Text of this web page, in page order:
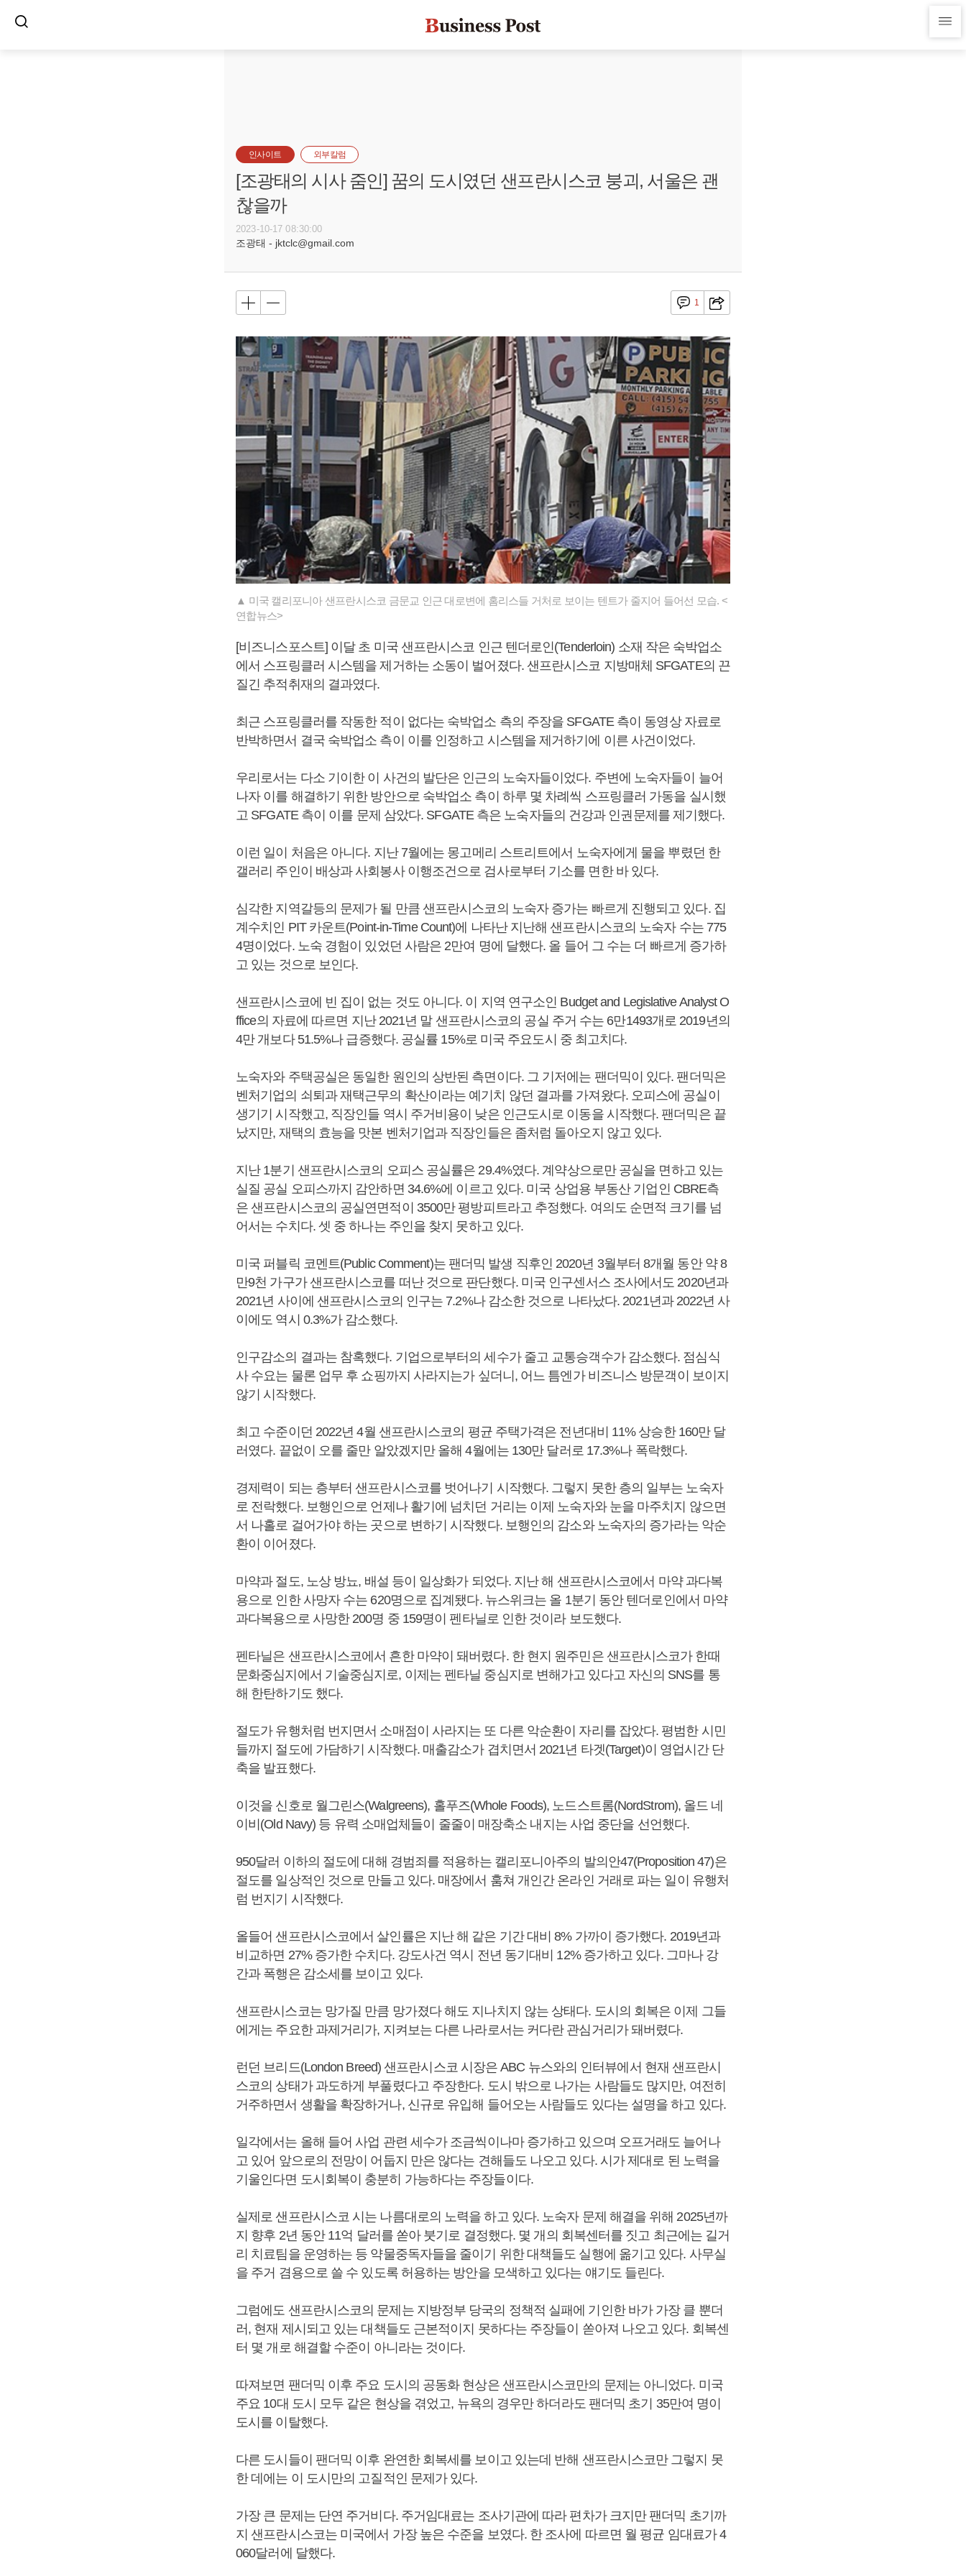
인사이트 외부칼럼
[조광태의 시사 줌인] 꿈의 도시였던 샌프란시스코 붕괴, 서울은 괜
찮을까
2023-10-17 08:30:00
조광태 - jktclc@gmail.com
1
▲ 미국 캘리포니아 샌프란시스코 금문교 인근 대로변에 홈리스들 거처로 보이는 텐트가 줄지어 들어선 모습. <
연합뉴스>
[비즈니스포스트] 이달 초 미국 샌프란시스코 인근 텐더로인(Tenderloin) 소재 작은 숙박업소
에서 스프링클러 시스템을 제거하는 소동이 벌어졌다. 샌프란시스코 지방매체 SFGATE의 끈
질긴 추적취재의 결과였다.
최근 스프링클러를 작동한 적이 없다는 숙박업소 측의 주장을 SFGATE 측이 동영상 자료로
반박하면서 결국 숙박업소 측이 이를 인정하고 시스템을 제거하기에 이른 사건이었다.
우리로서는 다소 기이한 이 사건의 발단은 인근의 노숙자들이었다. 주변에 노숙자들이 늘어
나자 이를 해결하기 위한 방안으로 숙박업소 측이 하루 몇 차례씩 스프링클러 가동을 실시했
고 SFGATE 측이 이를 문제 삼았다. SFGATE 측은 노숙자들의 건강과 인권문제를 제기했다.
이런 일이 처음은 아니다. 지난 7월에는 몽고메리 스트리트에서 노숙자에게 물을 뿌렸던 한
갤러리 주인이 배상과 사회봉사 이행조건으로 검사로부터 기소를 면한 바 있다.
심각한 지역갈등의 문제가 될 만큼 샌프란시스코의 노숙자 증가는 빠르게 진행되고 있다. 집
계수치인 PIT 카운트(Point-in-Time Count)에 나타난 지난해 샌프란시스코의 노숙자 수는 775
4명이었다. 노숙 경험이 있었던 사람은 2만여 명에 달했다. 올 들어 그 수는 더 빠르게 증가하
고 있는 것으로 보인다.
샌프란시스코에 빈 집이 없는 것도 아니다. 이 지역 연구소인 Budget and Legislative Analyst O
ffice의 자료에 따르면 지난 2021년 말 샌프란시스코의 공실 주거 수는 6만1493개로 2019년의
4만 개보다 51.5%나 급증했다. 공실률 15%로 미국 주요도시 중 최고치다.
노숙자와 주택공실은 동일한 원인의 상반된 측면이다. 그 기저에는 팬더믹이 있다. 팬더믹은
벤처기업의 쇠퇴과 재택근무의 확산이라는 예기치 않던 결과를 가져왔다. 오피스에 공실이
생기기 시작했고, 직장인들 역시 주거비용이 낮은 인근도시로 이동을 시작했다. 팬더믹은 끝
났지만, 재택의 효능을 맛본 벤처기업과 직장인들은 좀처럼 돌아오지 않고 있다.
지난 1분기 샌프란시스코의 오피스 공실률은 29.4%였다. 계약상으로만 공실을 면하고 있는
실질 공실 오피스까지 감안하면 34.6%에 이르고 있다. 미국 상업용 부동산 기업인 CBRE측
은 샌프란시스코의 공실연면적이 3500만 평방피트라고 추정했다. 여의도 순면적 크기를 넘
어서는 수치다. 셋 중 하나는 주인을 찾지 못하고 있다.
미국 퍼블릭 코멘트(Public Comment)는 팬더믹 발생 직후인 2020년 3월부터 8개월 동안 약 8
만9천 가구가 샌프란시스코를 떠난 것으로 판단했다. 미국 인구센서스 조사에서도 2020년과
2021년 사이에 샌프란시스코의 인구는 7.2%나 감소한 것으로 나타났다. 2021년과 2022년 사
이에도 역시 0.3%가 감소했다.
인구감소의 결과는 참혹했다. 기업으로부터의 세수가 줄고 교통승객수가 감소했다. 점심식
사 수요는 물론 업무 후 쇼핑까지 사라지는가 싶더니, 어느 틈엔가 비즈니스 방문객이 보이지
않기 시작했다.
최고 수준이던 2022년 4월 샌프란시스코의 평균 주택가격은 전년대비 11% 상승한 160만 달
러였다. 끝없이 오를 줄만 알았겠지만 올해 4월에는 130만 달러로 17.3%나 폭락했다.
경제력이 되는 층부터 샌프란시스코를 벗어나기 시작했다. 그렇지 못한 층의 일부는 노숙자
로 전락했다. 보행인으로 언제나 활기에 넘치던 거리는 이제 노숙자와 눈을 마주치지 않으면
서 나홀로 걸어가야 하는 곳으로 변하기 시작했다. 보행인의 감소와 노숙자의 증가라는 악순
환이 이어졌다.
마약과 절도, 노상 방뇨, 배설 등이 일상화가 되었다. 지난 해 샌프란시스코에서 마약 과다복
용으로 인한 사망자 수는 620명으로 집계됐다. 뉴스위크는 올 1분기 동안 텐더로인에서 마약
과다복용으로 사망한 200명 중 159명이 펜타닐로 인한 것이라 보도했다.
펜타닐은 샌프란시스코에서 흔한 마약이 돼버렸다. 한 현지 원주민은 샌프란시스코가 한때
문화중심지에서 기술중심지로, 이제는 펜타닐 중심지로 변해가고 있다고 자신의 SNS를 통
해 한탄하기도 했다.
절도가 유행처럼 번지면서 소매점이 사라지는 또 다른 악순환이 자리를 잡았다. 평범한 시민
들까지 절도에 가담하기 시작했다. 매출감소가 겹치면서 2021년 타겟(Target)이 영업시간 단
축을 발표했다.
이것을 신호로 월그린스(Walgreens), 홀푸즈(Whole Foods), 노드스트롬(NordStrom), 올드 네
이비(Old Navy) 등 유력 소매업체들이 줄줄이 매장축소 내지는 사업 중단을 선언했다.
950달러 이하의 절도에 대해 경범죄를 적용하는 캘리포니아주의 발의안47(Proposition 47)은
절도를 일상적인 것으로 만들고 있다. 매장에서 훔쳐 개인간 온라인 거래로 파는 일이 유행처
럼 번지기 시작했다.
올들어 샌프란시스코에서 살인률은 지난 해 같은 기간 대비 8% 가까이 증가했다. 2019년과
비교하면 27% 증가한 수치다. 강도사건 역시 전년 동기대비 12% 증가하고 있다. 그마나 강
간과 폭행은 감소세를 보이고 있다.
샌프란시스코는 망가질 만큼 망가졌다 해도 지나치지 않는 상태다. 도시의 회복은 이제 그들
에게는 주요한 과제거리가, 지켜보는 다른 나라로서는 커다란 관심거리가 돼버렸다.
런던 브리드(London Breed) 샌프란시스코 시장은 ABC 뉴스와의 인터뷰에서 현재 샌프란시
스코의 상태가 과도하게 부풀렸다고 주장한다. 도시 밖으로 나가는 사람들도 많지만, 여전히
거주하면서 생활을 확장하거나, 신규로 유입해 들어오는 사람들도 있다는 설명을 하고 있다.
일각에서는 올해 들어 사업 관련 세수가 조금씩이나마 증가하고 있으며 오프거래도 늘어나
고 있어 앞으로의 전망이 어둡지 만은 않다는 견해들도 나오고 있다. 시가 제대로 된 노력을
기울인다면 도시회복이 충분히 가능하다는 주장들이다.
실제로 샌프란시스코 시는 나름대로의 노력을 하고 있다. 노숙자 문제 해결을 위해 2025년까
지 향후 2년 동안 11억 달러를 쏟아 붓기로 결정했다. 몇 개의 회복센터를 짓고 최근에는 길거
리 치료팀을 운영하는 등 약물중독자들을 줄이기 위한 대책들도 실행에 옮기고 있다. 사무실
을 주거 겸용으로 쓸 수 있도록 허용하는 방안을 모색하고 있다는 얘기도 들린다.
그럼에도 샌프란시스코의 문제는 지방정부 당국의 정책적 실패에 기인한 바가 가장 클 뿐더
러, 현재 제시되고 있는 대책들도 근본적이지 못하다는 주장들이 쏟아져 나오고 있다. 회복센
터 몇 개로 해결할 수준이 아니라는 것이다.
따져보면 팬더믹 이후 주요 도시의 공동화 현상은 샌프란시스코만의 문제는 아니었다. 미국
주요 10대 도시 모두 같은 현상을 겪었고, 뉴욕의 경우만 하더라도 팬더믹 초기 35만여 명이
도시를 이탈했다.
다른 도시들이 팬더믹 이후 완연한 회복세를 보이고 있는데 반해 샌프란시스코만 그렇지 못
한 데에는 이 도시만의 고질적인 문제가 있다.
가장 큰 문제는 단연 주거비다. 주거임대료는 조사기관에 따라 편차가 크지만 팬더믹 초기까
지 샌프란시스코는 미국에서 가장 높은 수준을 보였다. 한 조사에 따르면 월 평균 임대료가 4
060달러에 달했다.